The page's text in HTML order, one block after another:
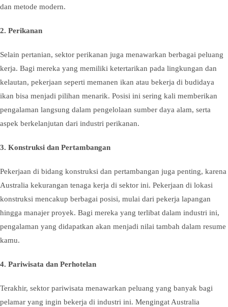
dan metode modern.
2. Perikanan
Selain pertanian, sektor perikanan juga menawarkan berbagai peluang
kerja. Bagi mereka yang memiliki ketertarikan pada lingkungan dan
kelautan, pekerjaan seperti memanen ikan atau bekerja di budidaya
ikan bisa menjadi pilihan menarik. Posisi ini sering kali memberikan
pengalaman langsung dalam pengelolaan sumber daya alam, serta
aspek berkelanjutan dari industri perikanan.
3. Konstruksi dan Pertambangan
Pekerjaan di bidang konstruksi dan pertambangan juga penting, karena
Australia kekurangan tenaga kerja di sektor ini. Pekerjaan di lokasi
konstruksi mencakup berbagai posisi, mulai dari pekerja lapangan
hingga manajer proyek. Bagi mereka yang terlibat dalam industri ini,
pengalaman yang didapatkan akan menjadi nilai tambah dalam resume
kamu.
4. Pariwisata dan Perhotelan
Terakhir, sektor pariwisata menawarkan peluang yang banyak bagi
pelamar yang ingin bekerja di industri ini. Mengingat Australia